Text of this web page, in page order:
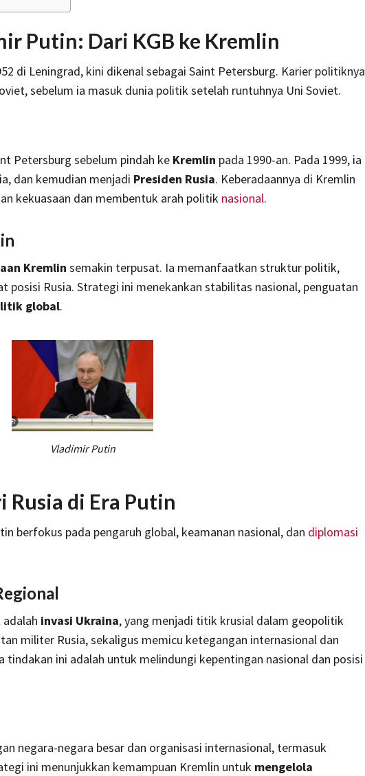
Putin: Dari KGB ke Kremlin
di Leningrad, kini dikenal sebagai Saint Petersburg. Karier politiknya
sebelum ia masuk dunia politik setelah runtuhnya Uni Soviet.
Petersburg sebelum pindah ke Kremlin pada 1990-an. Pada 1999, ia
dan kemudian menjadi Presiden Rusia. Keberadaannya di Kremlin
kekuasaan dan membentuk arah politik nasional.
Kremlin semakin terpusat. Ia memanfaatkan struktur politik,
posisi Rusia. Strategi ini menekankan stabilitas nasional, penguatan
global.
Vladimir Putin
Rusia di Era Putin
berfokus pada pengaruh global, keamanan nasional, dan diplomasi
invasi Ukraina, yang menjadi titik krusial dalam geopolitik
militer Rusia, sekaligus memicu ketegangan internasional dan
tindakan ini adalah untuk melindungi kepentingan nasional dan posisi
negara-negara besar dan organisasi internasional, termasuk
ini menunjukkan kemampuan Kremlin untuk mengelola